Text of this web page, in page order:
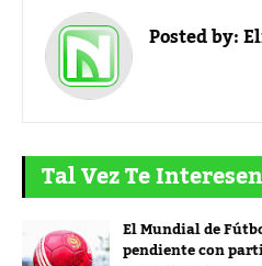
Posted by:
Tal Vez Te
El Mundial de
pendiente con